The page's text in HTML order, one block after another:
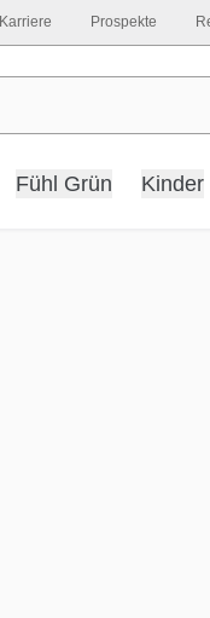
Fühl Grün Kinder
Karriere Prospekte